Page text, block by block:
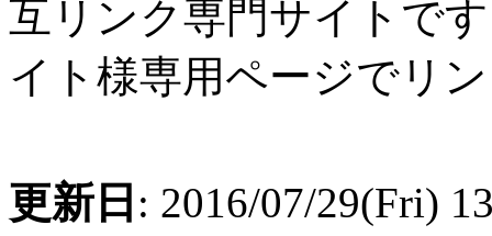
互リンク専門サイトで
イト様専用ページでリ
更新日 : 2016/07/29(Fri)